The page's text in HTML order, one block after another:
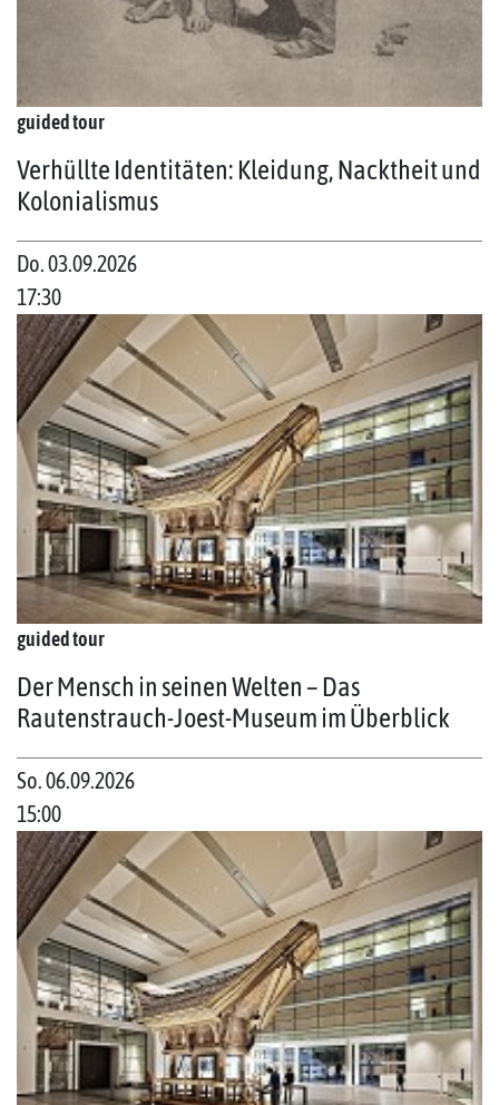
guided tour
Verhüllte Identitäten: Kleidung, Nacktheit und
Kolonialismus
Do. 03.09.2026
17:30
guided tour
Der Mensch in seinen Welten – Das
Rautenstrauch-Joest-Museum im Überblick
So. 06.09.2026
15:00